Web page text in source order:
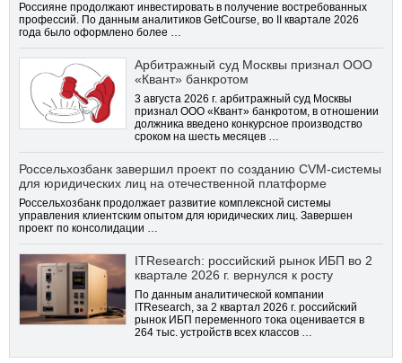
Россияне продолжают инвестировать в получение востребованных
профессий. По данным аналитиков GetCourse, во II квартале 2026
года было оформлено более …
Арбитражный суд Москвы признал ООО
«Квант» банкротом
3 августа 2026 г. арбитражный суд Москвы
признал ООО «Квант» банкротом, в отношении
должника введено конкурсное производство
сроком на шесть месяцев …
Россельхозбанк завершил проект по созданию CVM-системы
для юридических лиц на отечественной платформе
Россельхозбанк продолжает развитие комплексной системы
управления клиентским опытом для юридических лиц. Завершен
проект по консолидации …
ITResearch: российский рынок ИБП во 2
квартале 2026 г. вернулся к росту
По данным аналитической компании
ITResearch, за 2 квартал 2026 г. российский
рынок ИБП переменного тока оценивается в
264 тыс. устройств всех классов …